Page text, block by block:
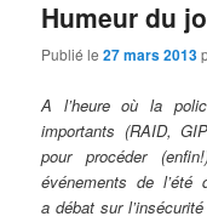
Humeur du
Publié le27 mars 2013
A l’heure où la
importants (RAID,
pour procéder
événements de
a débat sur